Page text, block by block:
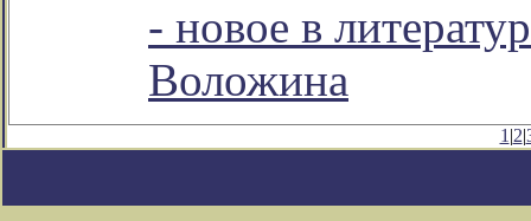
- новое в
Воложина
1 |2|